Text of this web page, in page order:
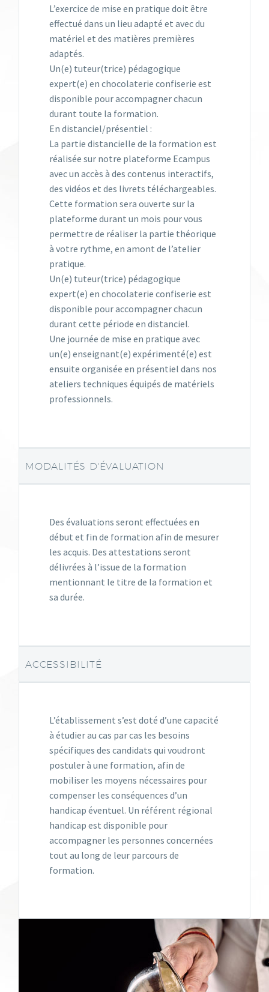
L’exercice de mise en pratique doit être
effectué dans un lieu adapté et avec du
matériel et des matières premières
adaptés.
Un(e) tuteur(trice) pédagogique
expert(e) en chocolaterie confiserie est
disponible pour accompagner chacun
durant toute la formation.
En distanciel/présentiel :
La partie distancielle de la formation est
réalisée sur notre plateforme Ecampus
avec un accès à des contenus interactifs,
des vidéos et des livrets téléchargeables.
Cette formation sera ouverte sur la
plateforme durant un mois pour vous
permettre de réaliser la partie théorique
à votre rythme, en amont de l’atelier
pratique.
Un(e) tuteur(trice) pédagogique
expert(e) en chocolaterie confiserie est
disponible pour accompagner chacun
durant cette période en distanciel.
Une journée de mise en pratique avec
un(e) enseignant(e) expérimenté(e) est
ensuite organisée en présentiel dans nos
ateliers techniques équipés de matériels
professionnels.
MODALITÉS D'ÉVALUATION
Des évaluations seront effectuées en
début et fin de formation afin de mesurer
les acquis. Des attestations seront
délivrées à l’issue de la formation
mentionnant le titre de la formation et
sa durée.
ACCESSIBILITÉ
L’établissement s’est doté d’une capacité
à étudier au cas par cas les besoins
spécifiques des candidats qui voudront
postuler à une formation, afin de
mobiliser les moyens nécessaires pour
compenser les conséquences d’un
handicap éventuel. Un référent régional
handicap est disponible pour
accompagner les personnes concernées
tout au long de leur parcours de
formation.